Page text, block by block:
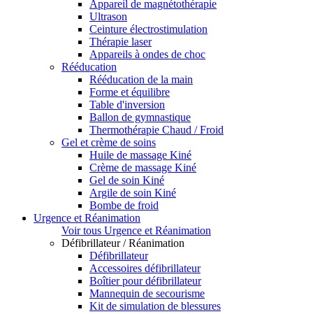
Appareil de magnétothérapie
Ultrason
Ceinture électrostimulation
Thérapie laser
Appareils à ondes de choc
Rééducation
Rééducation de la main
Forme et équilibre
Table d'inversion
Ballon de gymnastique
Thermothérapie Chaud / Froid
Gel et crème de soins
Huile de massage Kiné
Crème de massage Kiné
Gel de soin Kiné
Argile de soin Kiné
Bombe de froid
Urgence et Réanimation
Voir tous Urgence et Réanimation
Défibrillateur / Réanimation
Défibrillateur
Accessoires défibrillateur
Boîtier pour défibrillateur
Mannequin de secourisme
Kit de simulation de blessures